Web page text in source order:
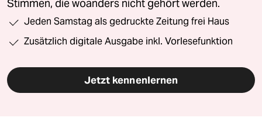
Stimmen, die woanders nicht gehört werden.
Jeden Samstag als gedruckte Zeitung frei Haus
Zusätzlich digitale Ausgabe inkl. Vorlesefunktion
Jetzt kennenlernen